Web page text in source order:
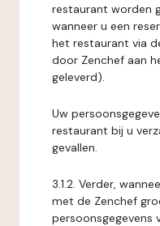
restaurant worden
wanneer u een
het restaurant via
door Zenchef aan
geleverd).
Uw
restaurant bij u
gevallen.
3.1.2. Verder,
met de Zenchef
persoonsgegevens